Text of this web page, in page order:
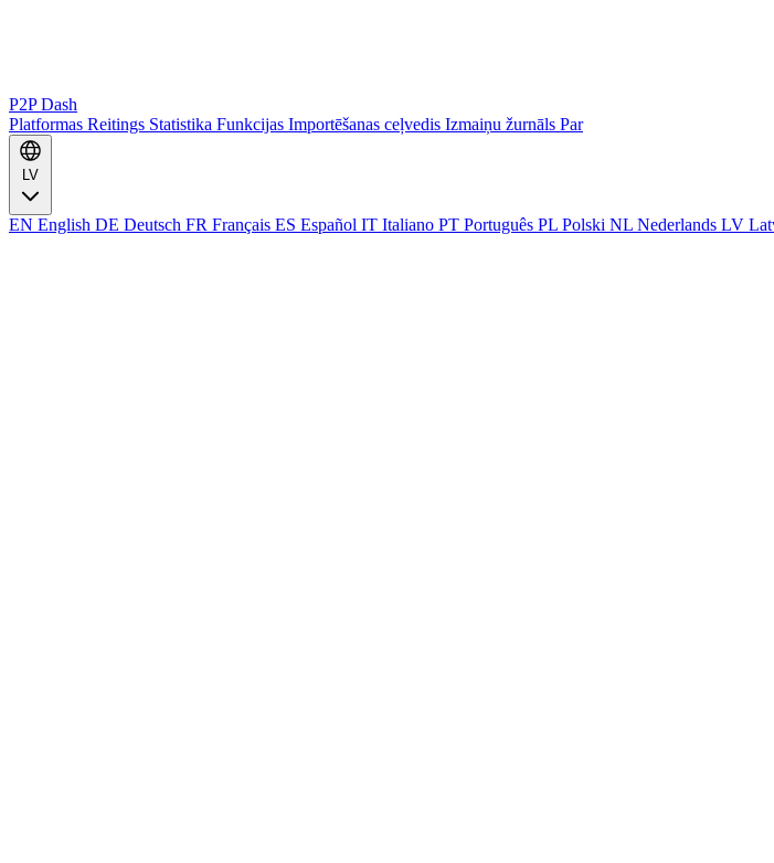
P2P Dash
Platformas Reitings Statistika Funkcijas Importēšanas ceļvedis Izmaiņu žurnāls Par
LV
EN English DE Deutsch FR Français ES Español IT Italiano PT Português PL Polski NL Nederlands LV